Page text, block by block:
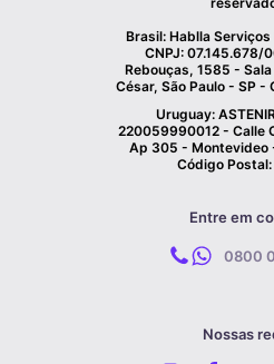
Brasil: Hablla
CNPJ: 07.145.678/
Rebouças, 1585 -
César, São Paulo - SP -
Uruguay:
220059990012 - Calle
Ap 305 - Montevideo
Código Postal:
Entre em
0800
Nossas